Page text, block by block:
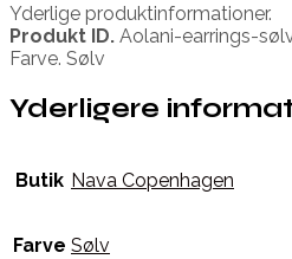
Yderlige produktinformationer.
Produkt ID. Aolani-earrings-
Farve. Sølv
Yderligere
Butik Nava Copenhagen
Farve Sølv